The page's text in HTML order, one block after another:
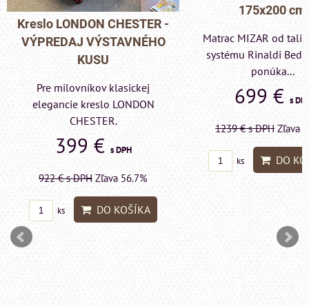
175x200 cm
Matrac MIZAR od talianskeho
systému Rinaldi Bed System
ponúka...
699 €s DPH
1239 €s DPH Zľava 43.6%
ks DO KOŠÍKA
Pohovka LONDON
- VÝPREDAJ
KUSU
Pre milovníkov
elegancie kreslo a
LONDON
599 €s
1415 €s DPH
ks DO